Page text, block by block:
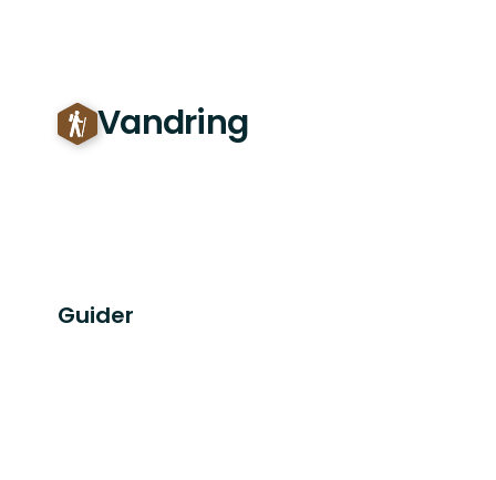
Vandring
Guider